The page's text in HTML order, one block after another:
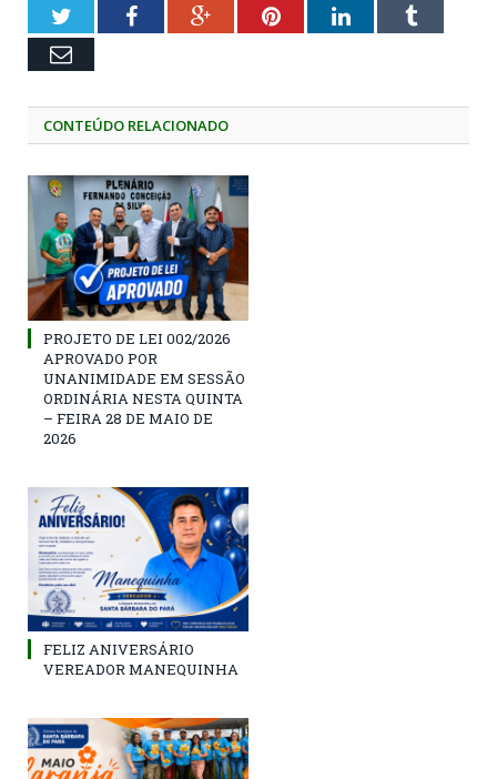
01:45TwitterFacebookGoogle+PinterestLinkedInTumblr
Email
CONTEÚDO RELACIONADO
PROJETO DE LEI 002/2026
APROVADO POR
UNANIMIDADE EM SESSÃO
ORDINÁRIA NESTA QUINTA
– FEIRA 28 DE MAIO DE
2026
FELIZ ANIVERSÁRIO
VEREADOR MANEQUINHA